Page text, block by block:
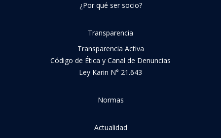
¿Por qué ser socio?
Transparencia
Transparencia Activa
Código de Ética y Canal de Denuncias
Ley Karin N° 21.643
Normas
Actualidad